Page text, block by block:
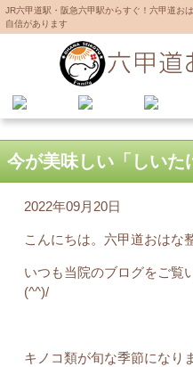
JR六甲道駅・阪急六甲駅からすぐ！六甲道お
自信があります
今が美味しい「しいた
2022年09月20日
こんにちは。六甲道おはな
いつも当院のブログをご覧
(^^)/
キノコ類が旬な季節になり